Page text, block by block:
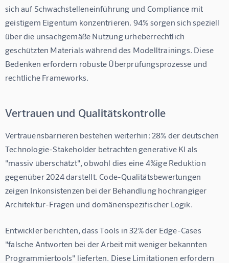
sich auf Schwachstelleneinführung und Compliance mit
geistigem Eigentum konzentrieren. 94% sorgen sich speziell
über die unsachgemäße Nutzung urheberrechtlich
geschützten Materials während des Modelltrainings. Diese
Bedenken erfordern robuste Überprüfungsprozesse und
rechtliche Frameworks.
Vertrauen und Qualitätskontrolle
Vertrauensbarrieren bestehen weiterhin: 28% der deutschen
Technologie-Stakeholder betrachten generative KI als
"massiv überschätzt", obwohl dies eine 4%ige Reduktion
gegenüber 2024 darstellt. Code-Qualitätsbewertungen
zeigen Inkonsistenzen bei der Behandlung hochrangiger
Architektur-Fragen und domänenspezifischer Logik.
Entwickler berichten, dass Tools in 32% der Edge-Cases
"falsche Antworten bei der Arbeit mit weniger bekannten
Programmiertools" lieferten. Diese Limitationen erfordern